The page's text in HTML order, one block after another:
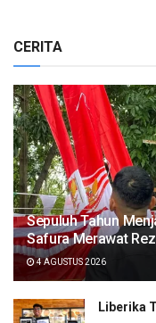
CERITA
Sepuluh Tahun
Safura Merawat
4 AGUSTUS 2026
Liberika